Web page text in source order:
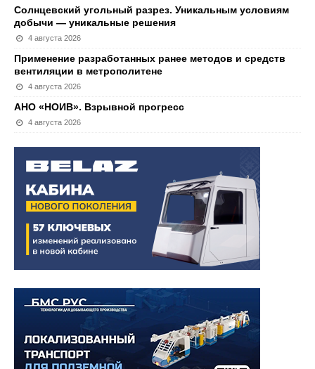
Солнцевский угольный разрез. Уникальным условиям
добычи — уникальные решения
4 августа 2026
Применение разработанных ранее методов и средств
вентиляции в метрополитене
4 августа 2026
АНО «НОИВ». Взрывной прогресс
4 августа 2026